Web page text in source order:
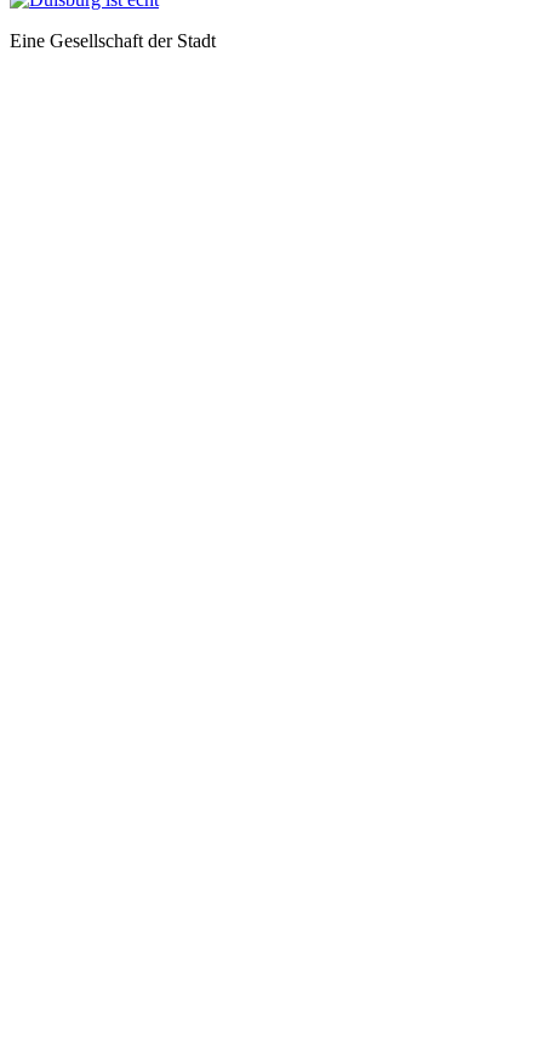
Eine Gesellschaft der Stadt